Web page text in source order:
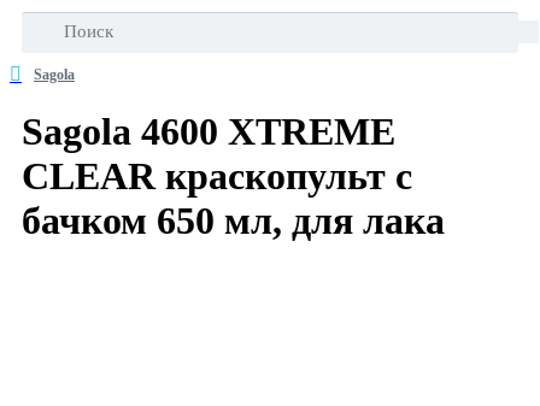
Sagola
Sagola 4600 XTREME
CLEAR краскопульт с
бачком 650 мл, для лака